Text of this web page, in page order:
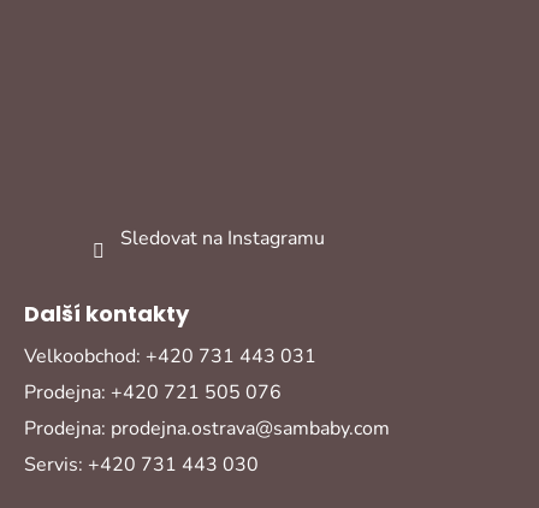
Sledovat na Instagramu
Další kontakty
Velkoobchod: +420 731 443 031
Prodejna: +420 721 505 076
Prodejna: prodejna.ostrava@sambaby.com
Servis: +420 731 443 030